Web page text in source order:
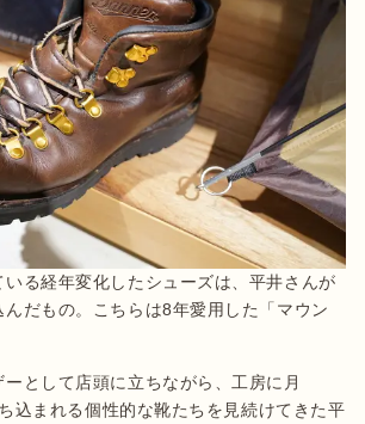
る経年変化したシューズは、平井さんが
だもの。こちらは8年愛用した「マウン
として店頭に立ちながら、工房に月
込まれる個性的な靴たちを見続けてきた平